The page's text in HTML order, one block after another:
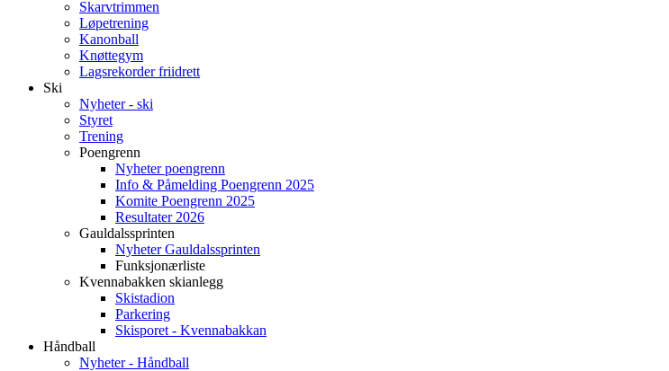
Skarvtrimmen
Løpetrening
Kanonball
Knøttegym
Lagsrekorder friidrett
Ski
Nyheter - ski
Styret
Trening
Poengrenn
Nyheter poengrenn
Info & Påmelding Poengrenn 2025
Komite Poengrenn 2025
Resultater 2026
Gauldalssprinten
Nyheter Gauldalssprinten
Funksjonærliste
Kvennabakken skianlegg
Skistadion
Parkering
Skisporet - Kvennabakkan
Håndball
Nyheter - Håndball